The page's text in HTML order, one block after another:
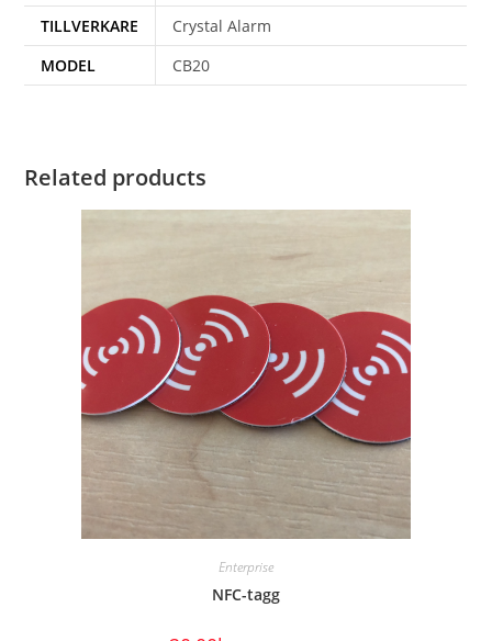
TILLVERKARE
Crystal Alarm
MODEL
CB20
Related products
Enterprise
NFC-tagg